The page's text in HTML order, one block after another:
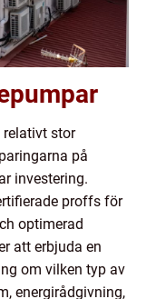
relativt stor
på
investering.
proffs för
optimerad
att erbjuda en
om vilken typ av
energirådgivning,